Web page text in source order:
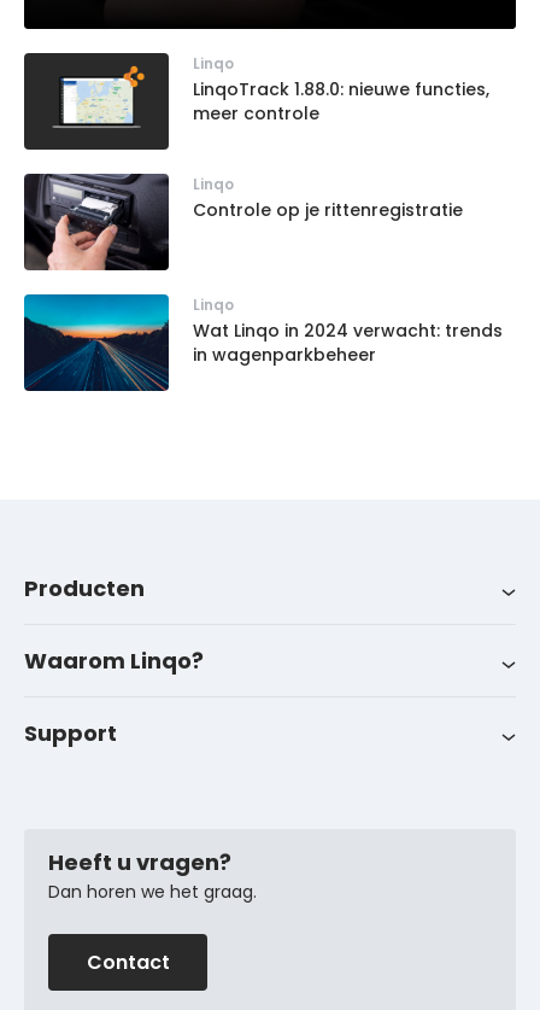
Linqo
LinqoTrack 1.88.0: nieuwe functies,
meer controle
Linqo
Controle op je rittenregistratie
Linqo
Wat Linqo in 2024 verwacht: trends
in wagenparkbeheer
Producten
Branches
Waarom Linqo?
Werken bij Linqo
Succesverhalen
Support
Neem contact op met onze technische specialisten
Heeft u vragen?
Dan horen we het graag.
Contact